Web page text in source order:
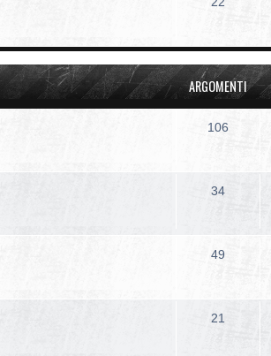
ARGOMENTI
106
34
49
21